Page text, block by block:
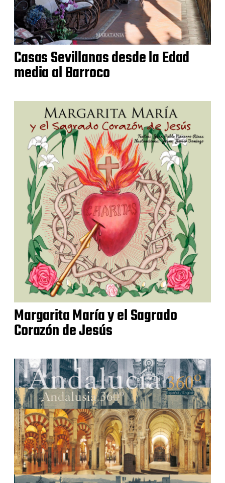
Casas Sevillanas desde la Edad
media al Barroco
Margarita María y el Sagrado
Corazón de Jesús